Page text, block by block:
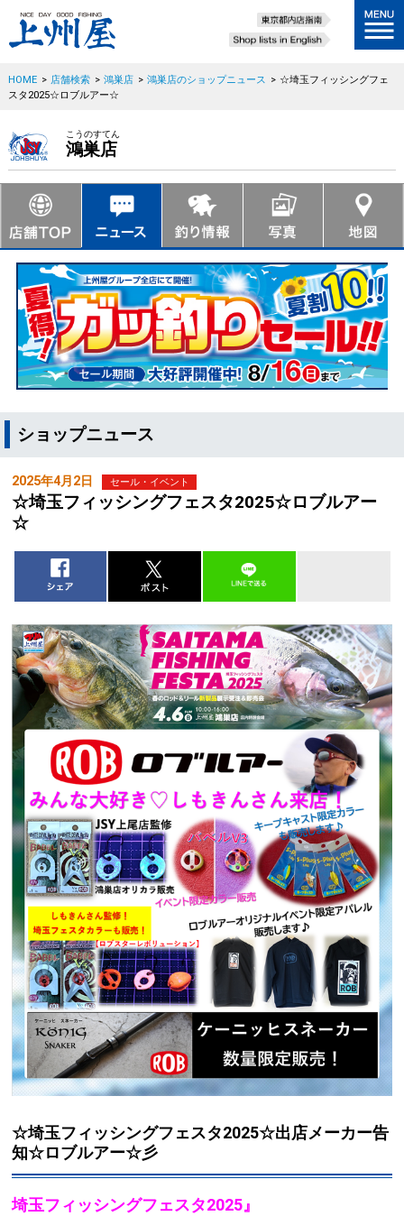
HOME > 店舗検索 > 鴻巣店 > 鴻巣店のショップニュース > ☆埼玉フィッシングフェ
スタ2025☆ロブルアー☆
こうのすてん
鴻巣店
ショップニュース
2025年4月2日 セール・イベント
☆埼玉フィッシングフェスタ2025☆ロブルアー
☆
☆埼玉フィッシングフェスタ2025☆出店メーカー告
知☆ロブルアー☆彡
埼玉フィッシングフェスタ2025』